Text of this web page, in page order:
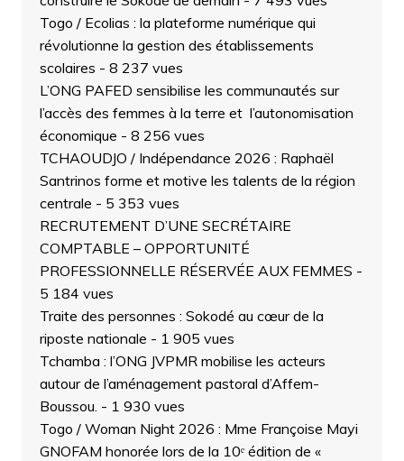
Togo / Ecolias : la plateforme numérique qui
révolutionne la gestion des établissements
scolaires - 8 237 vues
L’ONG PAFED sensibilise les communautés sur
l’accès des femmes à la terre et l’autonomisation
économique - 8 256 vues
TCHAOUDJO / Indépendance 2026 : Raphaël
Santrinos forme et motive les talents de la région
centrale - 5 353 vues
RECRUTEMENT D’UNE SECRÉTAIRE
COMPTABLE – OPPORTUNITÉ
PROFESSIONNELLE RÉSERVÉE AUX FEMMES -
5 184 vues
Traite des personnes : Sokodé au cœur de la
riposte nationale - 1 905 vues
Tchamba : l’ONG JVPMR mobilise les acteurs
autour de l’aménagement pastoral d’Affem-
Boussou. - 1 930 vues
Togo / Woman Night 2026 : Mme Françoise Mayi
GNOFAM honorée lors de la 10ᵉ édition de «